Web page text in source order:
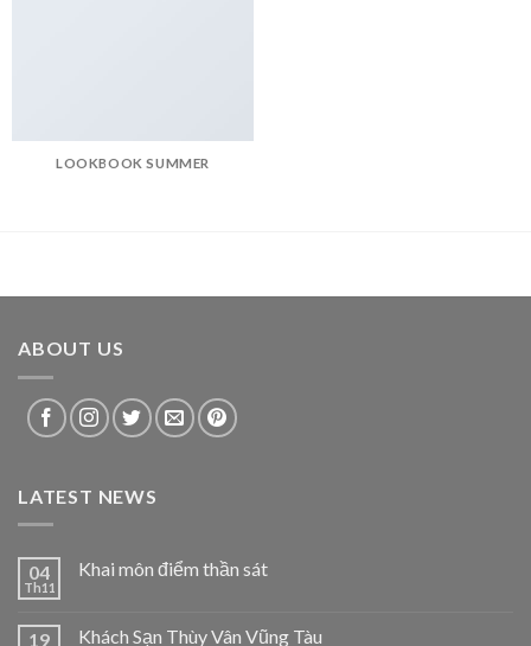
LOOKBOOK SUMMER
ABOUT US
LATEST NEWS
04
Th11
Khai môn điểm thần sát
19 Khách Sạn Thùy Vân Vũng Tàu